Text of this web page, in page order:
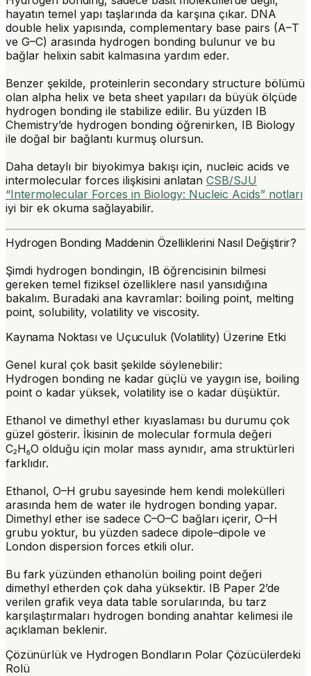
hayatın temel yapı taşlarında da karşına çıkar. DNA
double helix yapısında, complementary base pairs (A–T
ve G–C) arasında hydrogen bonding bulunur ve bu
bağlar helixin sabit kalmasına yardım eder.
Benzer şekilde, proteinlerin secondary structure bölümü
olan alpha helix ve beta sheet yapıları da büyük ölçüde
hydrogen bonding ile stabilize edilir. Bu yüzden IB
Chemistry’de hydrogen bonding öğrenirken, IB Biology
ile doğal bir bağlantı kurmuş olursun.
Daha detaylı bir biyokimya bakışı için, nucleic acids ve
intermolecular forces ilişkisini anlatan CSB/SJU
“Intermolecular Forces in Biology: Nucleic Acids” notları
iyi bir ek okuma sağlayabilir.
Hydrogen Bonding Maddenin Özelliklerini Nasıl Değiştirir?
Şimdi hydrogen bondingin, IB öğrencisinin bilmesi
gereken temel fiziksel özelliklere nasıl yansıdığına
bakalım. Buradaki ana kavramlar: boiling point, melting
point, solubility, volatility ve viscosity.
Kaynama Noktası ve Uçuculuk (Volatility) Üzerine Etki
Genel kural çok basit şekilde söylenebilir:
Hydrogen bonding ne kadar güçlü ve yaygın ise, boiling
point o kadar yüksek, volatility ise o kadar düşüktür.
Ethanol ve dimethyl ether kıyaslaması bu durumu çok
güzel gösterir. İkisinin de molecular formula değeri
C₂H₆O olduğu için molar mass aynıdır, ama struktürleri
farklıdır.
Ethanol, O–H grubu sayesinde hem kendi molekülleri
arasında hem de water ile hydrogen bonding yapar.
Dimethyl ether ise sadece C–O–C bağları içerir, O–H
grubu yoktur, bu yüzden sadece dipole–dipole ve
London dispersion forces etkili olur.
Bu fark yüzünden ethanolün boiling point değeri
dimethyl etherden çok daha yüksektir. IB Paper 2’de
verilen grafik veya data table sorularında, bu tarz
karşılaştırmaları hydrogen bonding anahtar kelimesi ile
açıklaman beklenir.
Çözünürlük ve Hydrogen Bondların Polar Çözücülerdeki
Rolü